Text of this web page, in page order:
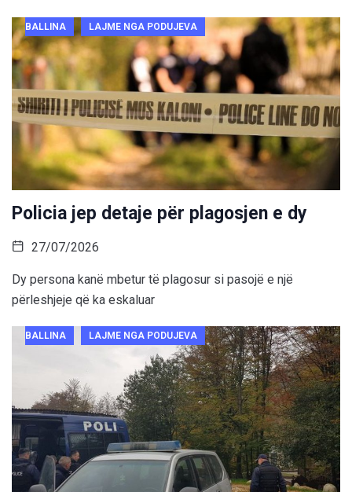
BALLINA LAJME NGA PODUJEVA
Policia jep detaje për plagosjen e dy
27/07/2026
Dy persona kanë mbetur të plagosur si pasojë e një
përleshjeje që ka eskaluar
BALLINA LAJME NGA PODUJEVA